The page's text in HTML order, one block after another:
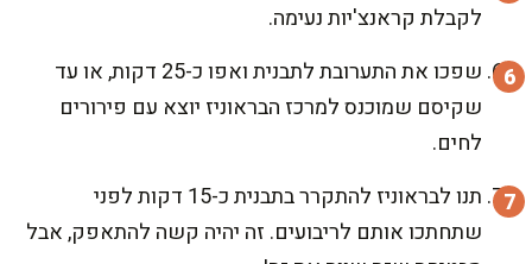
לקבלת קראנצ'יות נעימה.
שפכו את התערובת לתבנית ואפו כ-25 דקות, או עד
שקיסם שמוכנס למרכז הבראוניז יוצא עם פירורים
לחים.
תנו לבראוניז להתקרר בתבנית כ-15 דקות לפני
שתחתכו אותם לריבועים. זה יהיה קשה להתאפק, אבל